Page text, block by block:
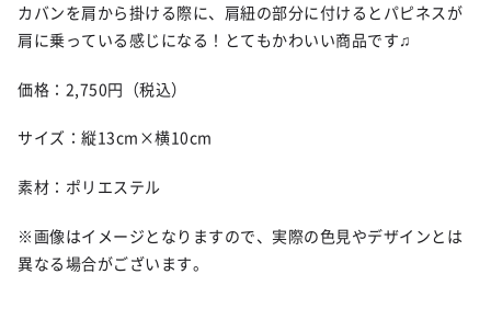
カバンを肩から掛ける際に、肩紐の部分に付けるとパピネスが
肩に乗っている感じになる！とてもかわいい商品です♫
価格：2,750円（税込）
サイズ：縦13cm×横10cm
素材：ポリエステル
※画像はイメージとなりますので、実際の色見やデザインとは
異なる場合がございます。